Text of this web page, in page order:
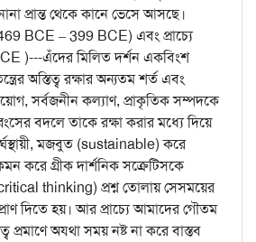
প্রান্ত থেকে কানে ভেসে আসছে।
BCE – 399 BCE) এবং প্রাচ্যে
)---এঁদের মিলিত দর্শন একবিংশ
অস্তিত্ব রক্ষার অন্যতম শর্ত এবং
সর্বজনীন কল্যাণ, প্রাকৃতিক সম্পদকে
বদলে তাকে রক্ষা করার মধ্যে দিয়ে
মজবুত (sustainable) করে
করে গ্রীক দার্শনিক সক্রেটিসকে
thinking) প্রশ্ন তোলায় সেসময়ের
দিতে হয়। আর প্রাচ্যে আমাদের গৌতম
প্রমাণে অযথা সময় নষ্ট না করে বাস্তব